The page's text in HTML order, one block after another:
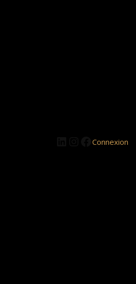
LinkedIn
Instagram
Facebook
Connexion